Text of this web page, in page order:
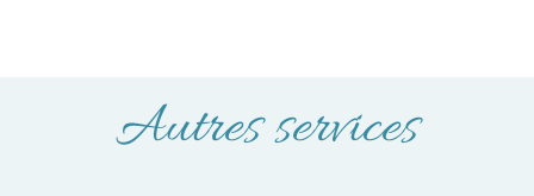
Autres services